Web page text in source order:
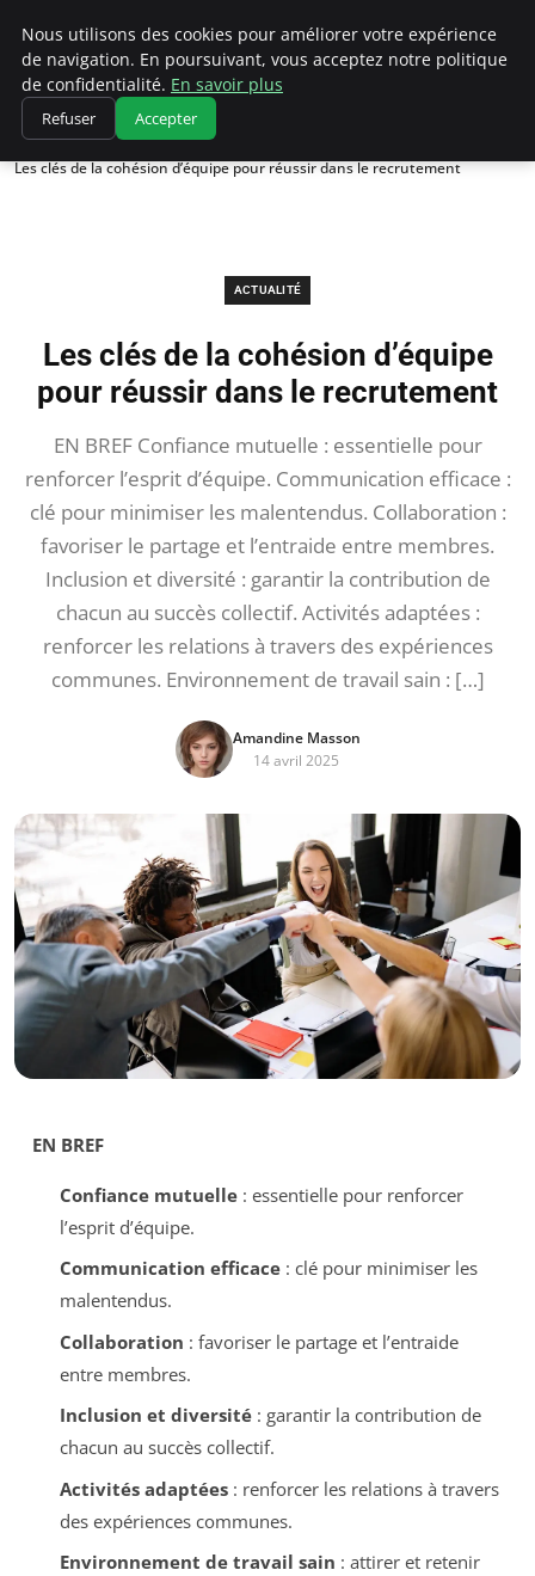
Chasseur De Tête
Accueil
Actualité
Les clés de la cohésion d’équipe pour réussir dans le recrutement
ACTUALITÉ
Les clés de la cohésion d’équipe
pour réussir dans le recrutement
EN BREF Confiance mutuelle : essentielle pour
renforcer l’esprit d’équipe. Communication efficace :
clé pour minimiser les malentendus. Collaboration :
favoriser le partage et l’entraide entre membres.
Inclusion et diversité : garantir la contribution de
chacun au succès collectif. Activités adaptées :
renforcer les relations à travers des expériences
communes. Environnement de travail sain : […]
Amandine Masson
14 avril 2025
EN BREF
Confiance mutuelle: essentielle pour renforcer
l’esprit d’équipe.
Communication efficace: clé pour minimiser les
malentendus.
Collaboration : favoriser le partage et l’entraide
entre membres.
Inclusion et diversité: garantir la contribution de
chacun au succès collectif.
Activités adaptées: renforcer les relations à travers
des expériences communes.
Environnement de travail sain : attirer et retenir
Nous utilisons des cookies pour améliorer votre expérience
de navigation. En poursuivant, vous acceptez notre politique
de confidentialité. En savoir plus
Refuser Accepter